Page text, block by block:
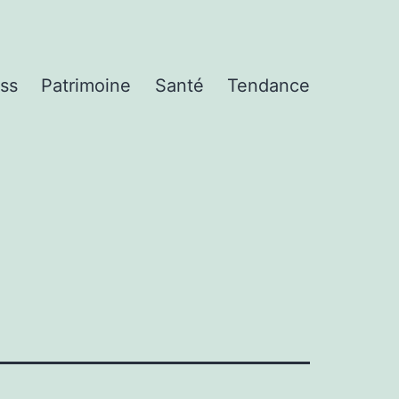
Patrimoine Santé Tendance